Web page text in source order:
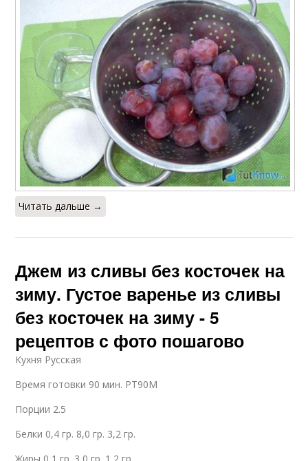
Читать дальше →
Джем из сливы без косточек на
зиму. Густое варенье из сливы
без косточек на зиму - 5
рецептов с фото пошагово
Кухня Русская
Время готовки 90 мин. PT90M
Порции 2.5
Белки 0,4 гр. 8,0 гр. 3,2 гр.
Жиры 0,1 гр. 3,0 гр. 1,2 гр.